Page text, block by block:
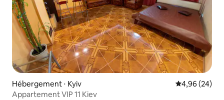
Hébergement ⋅ Kyiv Évaluation
4,96 (24)
Appartement VIP 11 Kiev